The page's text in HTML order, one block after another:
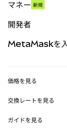
パーペチュアル
RWA
マネー 新規
開発者
MetaMask
Snaps
MetaMaskを
セキュリティ
価格を見る
イーサリアムの価格
Solanaの価格
交換レートを見る
ETH→USD
ガイドを見る